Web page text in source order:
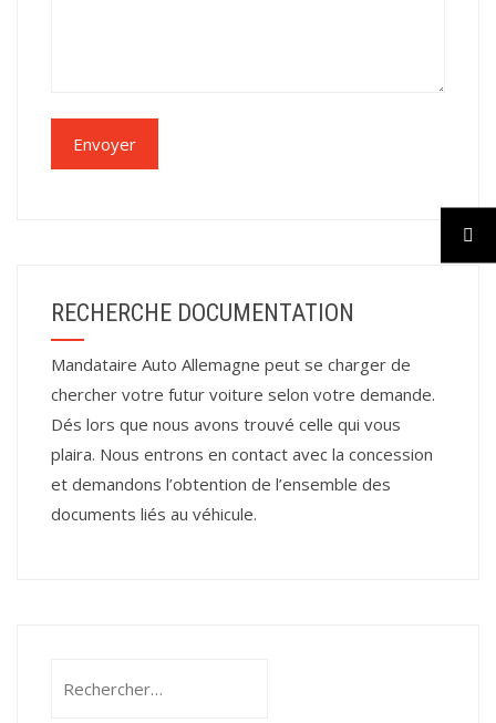
RECHERCHE DOCUMENTATION
Mandataire Auto Allemagne peut se charger de
chercher votre futur voiture selon votre demande.
Dés lors que nous avons trouvé celle qui vous
plaira. Nous entrons en contact avec la concession
et demandons l’obtention de l’ensemble des
documents liés au véhicule.